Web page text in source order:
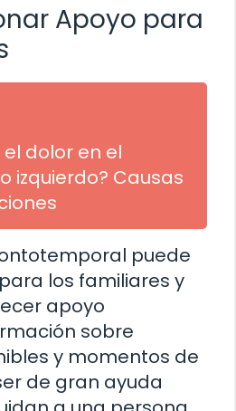
Apoyo para
dolor en el
izquierdo? Causas
puede
los familiares y
apoyo
sobre
y momentos de
de gran ayuda